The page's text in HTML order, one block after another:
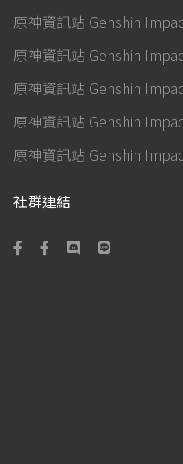
原神資訊站 Genshin
原神資訊站 Genshin
原神資訊站 Genshin
原神資訊站 Genshin
原神資訊站 Genshin
社群連結